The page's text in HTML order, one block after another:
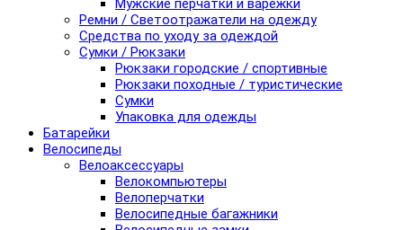
Мужские перчатки и варежки
Ремни / Светоотражатели на одежду
Средства по уходу за одеждой
Сумки / Рюкзаки
Рюкзаки городские / спортивные
Рюкзаки походные / туристические
Сумки
Упаковка для одежды
Батарейки
Велосипеды
Велоаксессуары
Велокомпьютеры
Велоперчатки
Велосипедные багажники